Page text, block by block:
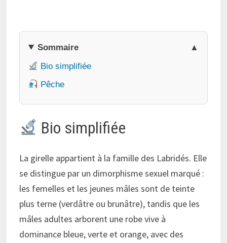
Sommaire
Bio simplifiée
Pêche
Bio simplifiée
La girelle appartient à la famille des Labridés. Elle
se distingue par un dimorphisme sexuel marqué :
les femelles et les jeunes mâles sont de teinte
plus terne (verdâtre ou brunâtre), tandis que les
mâles adultes arborent une robe vive à
dominance bleue, verte et orange, avec des